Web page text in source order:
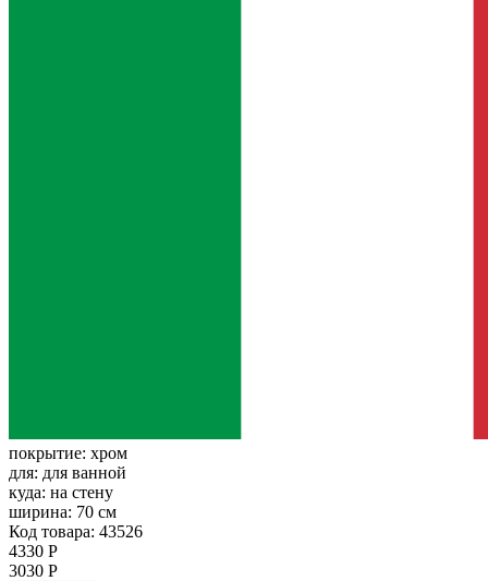
покрытие: хром
для: для ванной
куда: на стену
ширина: 70 см
Код товара: 43526
4330 Р
3030 Р